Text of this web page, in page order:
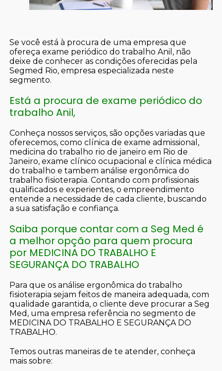
Se você está à procura de uma empresa que
ofereça exame periódico do trabalho Anil, não
deixe de conhecer as condições oferecidas pela
Segmed Rio, empresa especializada neste
segmento.
Está a procura de exame periódico do
trabalho Anil,
Conheça nossos serviços, são opções variadas que
oferecemos, como clínica de exame admissional,
medicina do trabalho rio de janeiro em Rio de
Janeiro, exame clínico ocupacional e clínica médica
do trabalho e tambem análise ergonômica do
trabalho fisioterapia. Contando com profissionais
qualificados e experientes, o empreendimento
entende a necessidade de cada cliente, buscando
a sua satisfação e confiança.
Saiba porque contar com a Seg Med é
a melhor opção para quem procura
por MEDICINA DO TRABALHO E
SEGURANÇA DO TRABALHO
Para que os análise ergonômica do trabalho
fisioterapia sejam feitos de maneira adequada, com
qualidade garantida, o cliente deve procurar a Seg
Med, uma empresa referência no segmento de
MEDICINA DO TRABALHO E SEGURANÇA DO
TRABALHO.
Temos outras maneiras de te atender, conheça
mais sobre: